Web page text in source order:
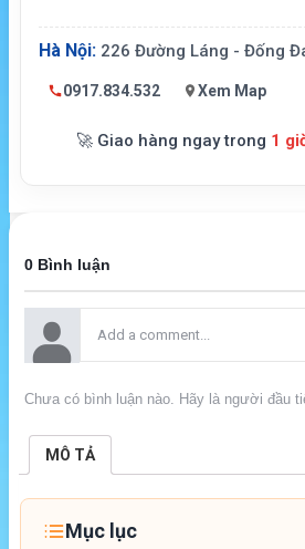
Hà Nội: 226 Đường Láng - Đống
0917.834.532 Xem Map
🚀 Giao hàng ngay trong 1
0 Bình luận
Chưa có bình luận nào. Hãy là người đầu
MÔ TẢ
Mục lục